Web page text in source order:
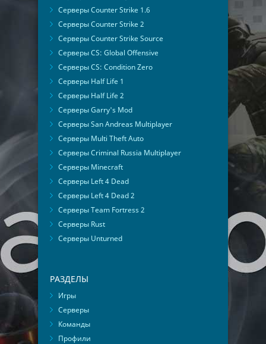
Серверы Counter Strike 1.6
Серверы Counter Strike 2
Серверы Counter Strike Source
Серверы CS: Global Offensive
Серверы CS: Condition Zero
Серверы Half Life 1
Серверы Half Life 2
Серверы Garry's Mod
Серверы San Andreas Multiplayer
Серверы Multi Theft Auto
Серверы Criminal Russia Multiplayer
Серверы Minecraft
Серверы Left 4 Dead
Серверы Left 4 Dead 2
Серверы Team Fortress 2
Серверы Rust
Серверы Unturned
РАЗДЕЛЫ
Игры
Серверы
Команды
Профили